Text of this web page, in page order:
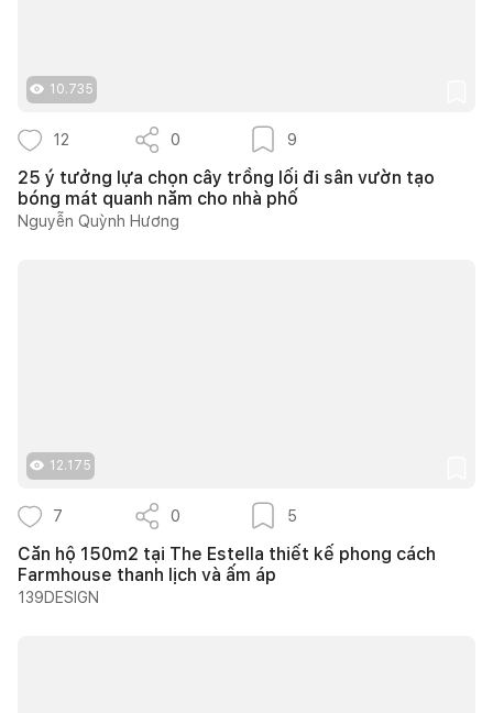
10.735
12 0 9
25 ý tưởng lựa chọn cây trồng lối đi sân vườn tạo
bóng mát quanh năm cho nhà phố
Nguyễn Quỳnh Hương
12.175
7 0 5
Căn hộ 150m2 tại The Estella thiết kế phong cách
Farmhouse thanh lịch và ấm áp
139DESIGN